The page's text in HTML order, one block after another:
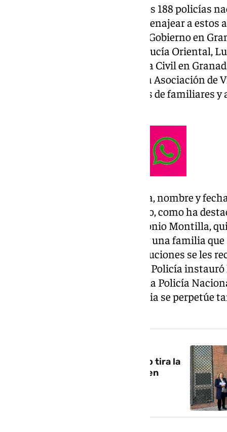
Un vídeo con las imágenes de los 188 policías
en España ha servido para homenajear a estos
han acudido el subdelegado del Gobierno en
jefe superior de Policía de Andalucía Oriental,
de la comandancia de la Guardia Civil en
Manzano, el representante de la Asociación de
Antonio Sola Rodríguez, además de familiares
Con ese vídeo «se ha puesto cara, nombre y
Nacional víctimas de terrorismo, como ha
Gobierno en Granada, José Antonio Montilla,
cada víctima hay una persona y una familia
importante que desde las instituciones se les
2024, la Dirección General de la Policía
las Víctimas del Terrorismo en la Policía
familiares y para que su memoria se perpetúe
La familia de García Caparrós no tira la
toalla: «Esperamos que lo acaben